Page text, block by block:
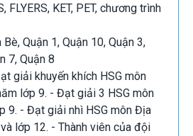
FLYERS, KET, PET, chương trình
Bè, Quận 1, Quận 10, Quận 3,
7, Quận 8
giải khuyến khích HSG môn
lớp 9. - Đạt giải 3 HSG môn
9. - Đạt giải nhì HSG môn Địa
lớp 12. - Thành viên của đội